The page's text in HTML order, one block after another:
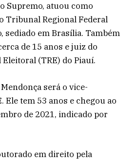
Supremo, atuou como
Tribunal Regional Federal
sediado em Brasília. Também
de 15 anos e juiz do
(TRE) do Piauí.
será o vice-
Ele tem 53 anos e chegou ao
de 2021, indicado por
em direito pela